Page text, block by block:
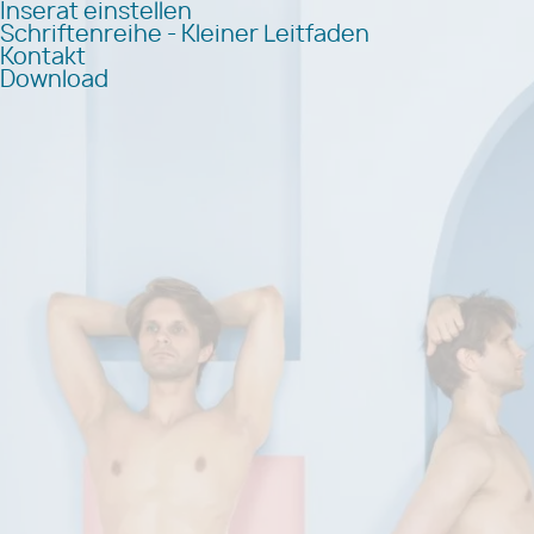
Inserat einstellen
Schriftenreihe - Kleiner Leitfaden
Kontakt
Download